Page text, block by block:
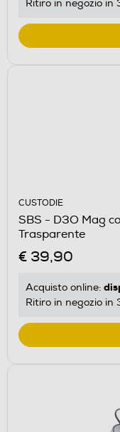
Ritiro in negozio in
CUSTODIE
SBS - D3O Mag
Trasparente
€ 39,90
Acquisto online:
Ritiro in negozio in